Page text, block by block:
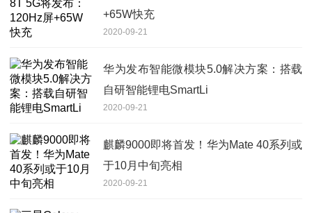
+65W快充
2020-09-21
华为发布智能微模块5.0解决方案：搭载
自研智能锂电SmartLi
2020-09-21
麒麟9000即将首发！华为Mate 40系列或
于10月中旬亮相
2020-09-21